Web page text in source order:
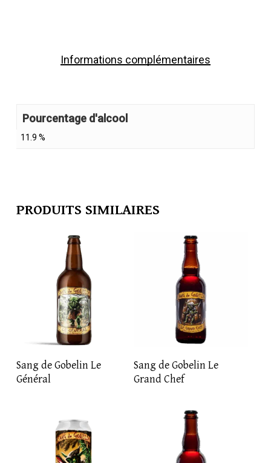
Informations complémentaires
Pourcentage d'alcool
11.9 %
PRODUITS SIMILAIRES
LIRE LA SUITE
Sang de Gobelin Le
Général
LIRE LA SUITE
Sang de Gobelin Le
Grand Chef